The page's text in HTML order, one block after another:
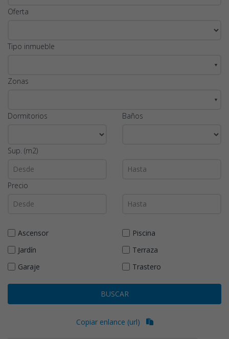
Oferta
Tipo inmueble
▼
Zonas
▼
Dormitorios Baños
Sup. (m2)
Precio
Ascensor
Piscina
Jardín
Terraza
Garaje
Trastero
BUSCAR
Copiar enlance (url)